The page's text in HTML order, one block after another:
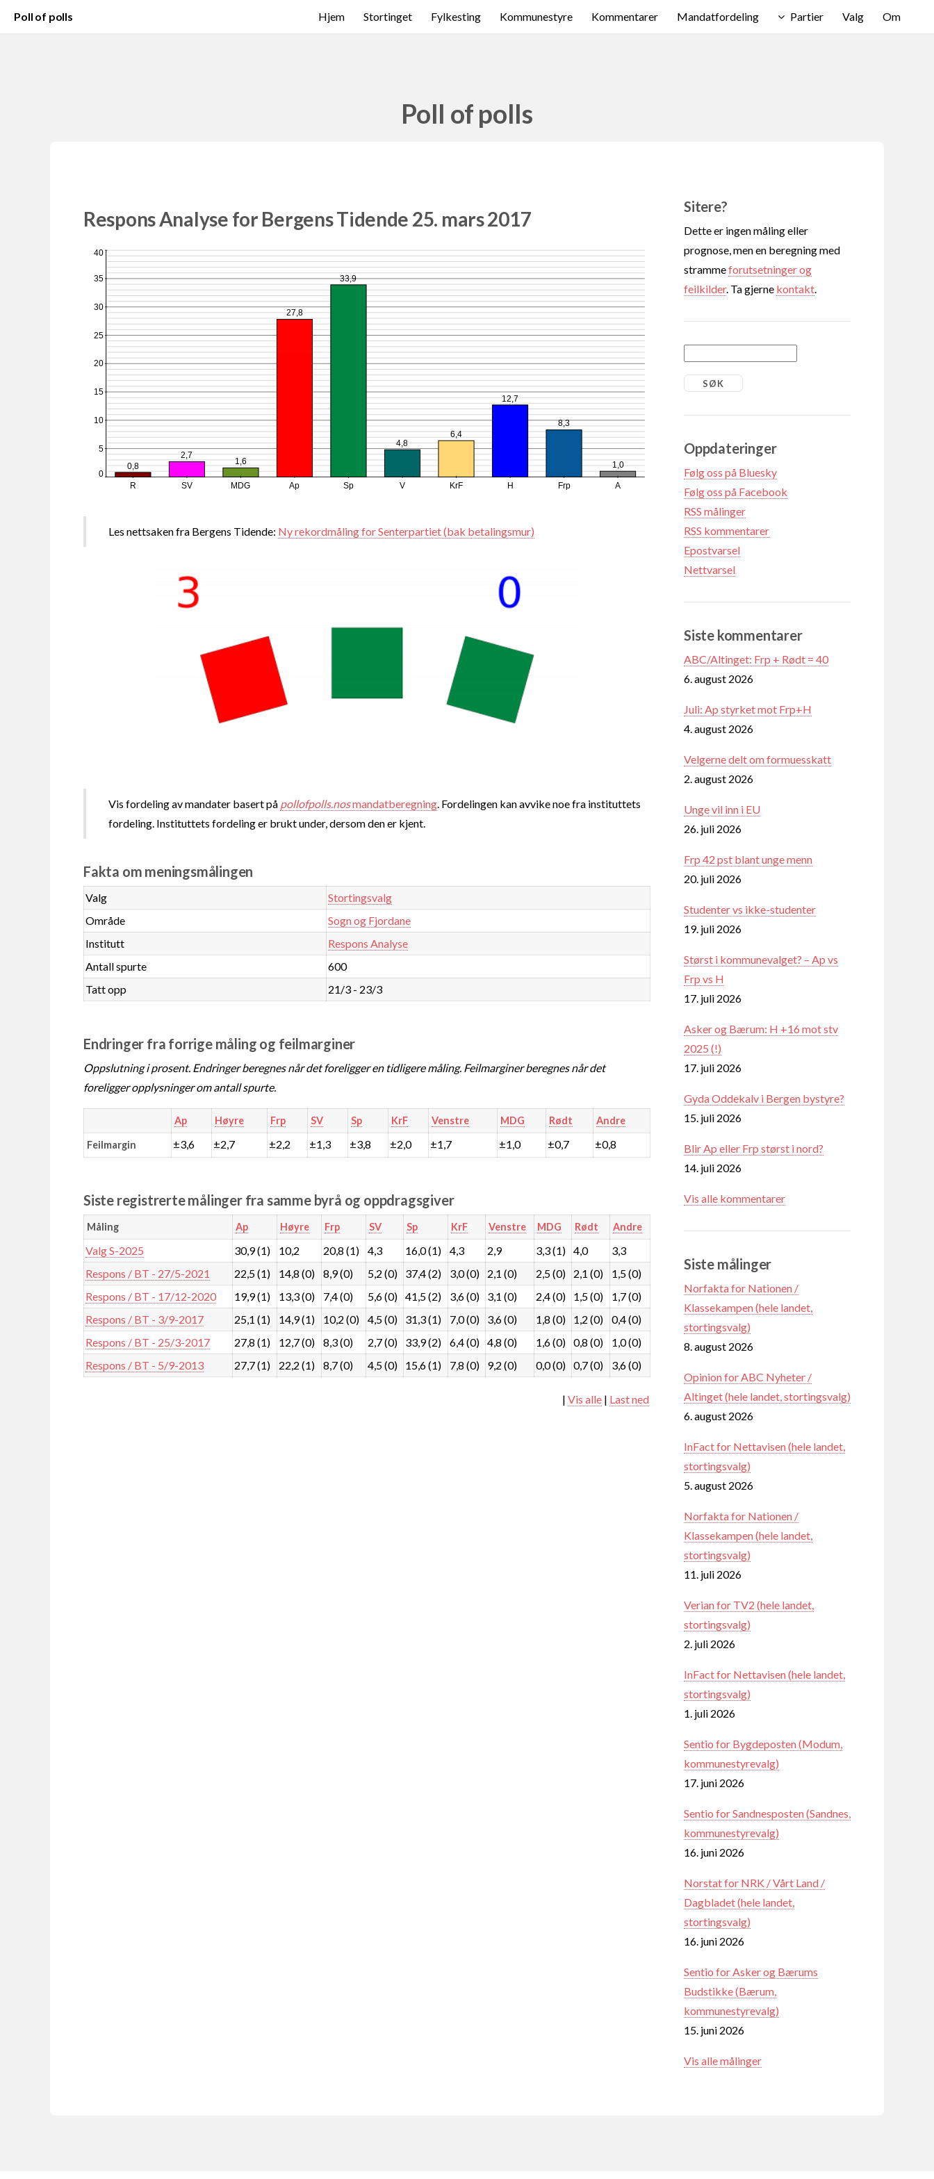
Poll of polls Hjem Stortinget Fylkesting Kommunestyre Kommentarer Mandatfordeling Partier Valg Om
Poll of polls
Respons Analyse for Bergens Tidende 25. mars 2017
0,8
2,7
1,6
27,8
33,9
4,8
6,4
12,7
8,3
1,0
R SV MDG Ap Sp V KrF H Frp A
0
5
10
15
20
25
30
35
40
Les nettsaken fra Bergens Tidende: Ny rekordmåling for Senterpartiet (bak betalingsmur)
Vis fordeling av mandater basert på pollofpolls.nosmandatberegning . Fordelingen kan avvike noe fra instituttets
fordeling. Instituttets fordeling er brukt under, dersom den er kjent.
Fakta om meningsmålingen
Valg
Stortingsvalg
Område
Sogn og Fjordane
Institutt
Respons Analyse
Antall spurte
600
Tatt opp
21/3 - 23/3
Endringer fra forrige måling og feilmarginer
Oppslutning i prosent. Endringer beregnes når det foreligger en tidligere måling. Feilmarginer beregnes når det
foreligger opplysninger om antall spurte.
Ap Høyre Frp SV Sp KrF Venstre MDG Rødt Andre
Feilmargin ±3,6 ±2,7 ±2,2 ±1,3 ±3,8 ±2,0 ±1,7 ±1,0 ±0,7 ±0,8
Siste registrerte målinger fra samme byrå og oppdragsgiver
Måling Ap Høyre Frp SV Sp KrF Venstre MDG Rødt Andre
Valg S-2025 30,9 (1) 10,2 20,8 (1) 4,3 16,0 (1) 4,3 2,9 3,3 (1) 4,0
3,3
Respons / BT - 27/5-2021
22,5 (1) 14,8 (0) 8,9 (0) 5,2 (0) 37,4 (2) 3,0 (0) 2,1 (0) 2,5 (0) 2,1 (0)
1,5 (0)
Respons / BT - 17/12-2020
19,9 (1) 13,3 (0) 7,4 (0) 5,6 (0) 41,5 (2) 3,6 (0) 3,1 (0) 2,4 (0) 1,5 (0)
1,7 (0)
Respons / BT - 3/9-2017
25,1 (1) 14,9 (1) 10,2 (0) 4,5 (0) 31,3 (1) 7,0 (0) 3,6 (0) 1,8 (0) 1,2 (0)
0,4 (0)
Respons / BT - 25/3-2017
27,8 (1) 12,7 (0) 8,3 (0) 2,7 (0) 33,9 (2) 6,4 (0) 4,8 (0) 1,6 (0) 0,8 (0)
1,0 (0)
Respons / BT - 5/9-2013
27,7 (1) 22,2 (1) 8,7 (0) 4,5 (0) 15,6 (1) 7,8 (0) 9,2 (0) 0,0 (0) 0,7 (0) 3,6 (0)
| Vis alle| Last ned
Sitere?
Dette er ingen måling eller
prognose, men en beregning med
strammeforutsetninger og
feilkilder. Ta gjerne kontakt
Oppdateringer
Følg oss på Bluesky
Følg oss på Facebook
RSS målinger
RSS kommentarer
Epostvarsel
Nettvarsel
Siste kommentarer
ABC/Altinget: Frp + Rødt = 40
6. august 2026
Juli: Ap styrket mot Frp+H
4. august 2026
Velgerne delt om formuesskatt
2. august 2026
Unge vil inn i EU
26. juli 2026
Frp 42 pst blant unge menn
20. juli 2026
Studenter vs ikke-studenter
19. juli 2026
Størst i kommunevalget? – Ap vs
Frp vs H
17. juli 2026
Asker og Bærum: H +16 mot stv
2025 (!)
17. juli 2026
Gyda Oddekalv i Bergen bystyre?
15. juli 2026
Blir Ap eller Frp størst i nord?
14. juli 2026
Vis alle kommentarer
Siste målinger
Norfakta for Nationen /
Klassekampen (hele landet,
stortingsvalg)
8. august 2026
Opinion for ABC Nyheter /
Altinget (hele landet, stortingsvalg)
6. august 2026
InFact for Nettavisen (hele landet,
stortingsvalg)
5. august 2026
Norfakta for Nationen /
Klassekampen (hele landet,
stortingsvalg)
11. juli 2026
Verian for TV2 (hele landet,
stortingsvalg)
2. juli 2026
InFact for Nettavisen (hele landet,
stortingsvalg)
1. juli 2026
Sentio for Bygdeposten (Modum,
kommunestyrevalg)
17. juni 2026
Sentio for Sandnesposten (Sandnes,
kommunestyrevalg)
16. juni 2026
Norstat for NRK / Vårt Land /
Dagbladet (hele landet,
stortingsvalg)
16. juni 2026
Sentio for Asker og Bærums
Budstikke (Bærum,
kommunestyrevalg)
15. juni 2026
Vis alle målinger